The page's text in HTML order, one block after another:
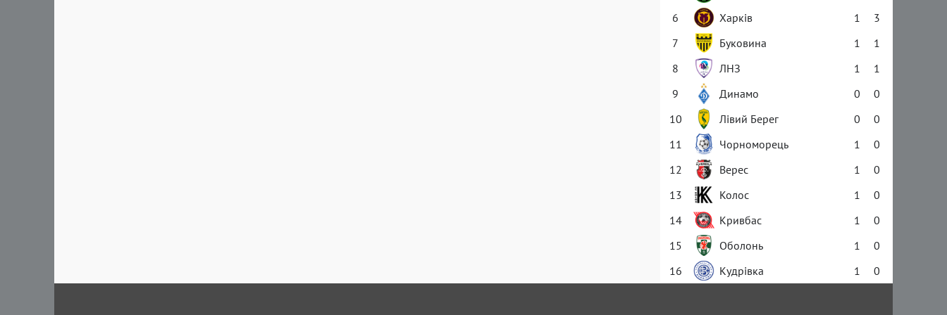
6
Харків 1
3
7
Буковина 1
1
8
ЛНЗ 1
1
9
Динамо 0
0
10
Лівий Берег 0
0
11
Чорноморець 1
0
12
Верес 1
0
13
Колос 1
0
14
Кривбас 1
0
15
Оболонь 1
0
16
Кудрівка 1 0